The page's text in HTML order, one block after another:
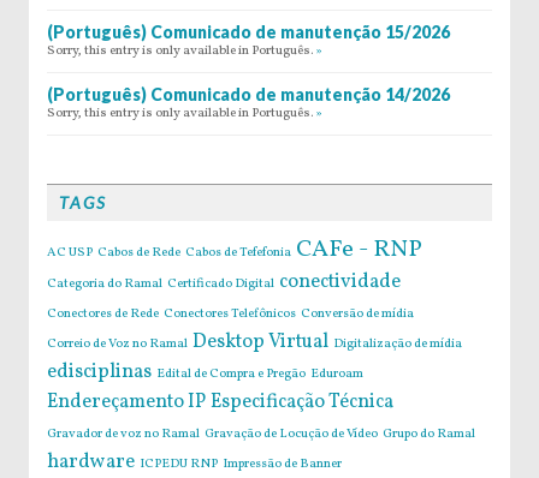
(Português) Comunicado de manutenção 15/2026
Sorry, this entry is only available in Português. »
(Português) Comunicado de manutenção 14/2026
Sorry, this entry is only available in Português. »
TAGS
AC USP Cabos de Rede Cabos de Tefefonia CAFe - RNP
Categoria do Ramal Certificado Digital conectividade
Conectores de Rede Conectores Telefônicos Conversão de mídia
Correio de Voz no Ramal Desktop Virtual Digitalização de mídia
edisciplinas Edital de Compra e Pregão Eduroam
Endereçamento IPEspecificação Técnica
Gravador de voz no Ramal Gravação de Locução de Vídeo Grupo do Ramal
hardware ICPEDU RNP Impressão de Banner